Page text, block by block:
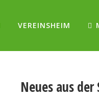
VEREINSHEIM
Neues aus der